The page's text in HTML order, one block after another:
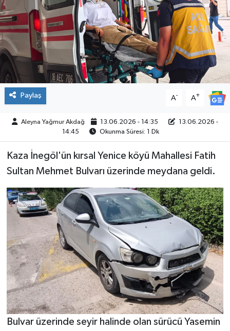
Paylaş A- A+
Aleyna Yağmur Akdağ 13.06.2026 - 14:35
13.06.2026 -
14:45
Okunma Süresi: 1 Dk
Kaza İnegöl'ün kırsal Yenice köyü Mahallesi Fatih
Sultan Mehmet Bulvarı üzerinde meydana geldi.
Bulvar üzerinde seyir halinde olan sürücü Yasemin
SPOR